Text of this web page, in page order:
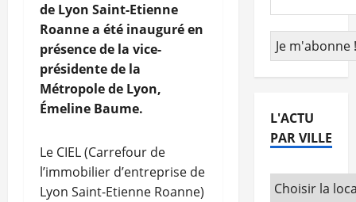
de Lyon Saint-Etienne
Roanne a été inauguré en
présence de la vice-
présidente de la
Métropole de Lyon,
Émeline Baume.
Le CIEL (Carrefour de
l’immobilier d’entreprise de
Lyon Saint-Etienne Roanne)
L'ACTU
PAR VILLE